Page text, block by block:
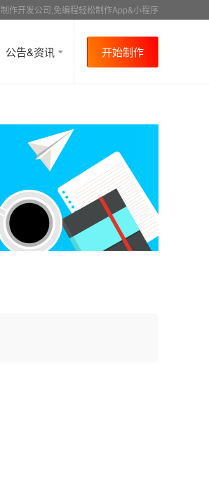
作开发公司,免编程轻松制作App&小程序
公告&资讯 开始制作